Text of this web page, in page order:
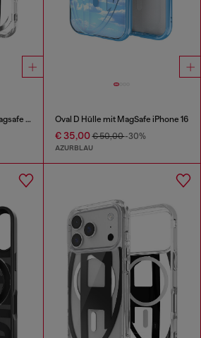
Oval D Metallic Case mit Magsafe für iPhone 17 Oval D Hülle mit MagSafe iPhone 16
€ 35,00€ 50,00-30%
AZURBLAU